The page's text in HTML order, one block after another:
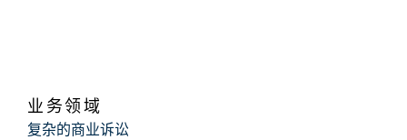
业务领域
复杂的商业诉讼